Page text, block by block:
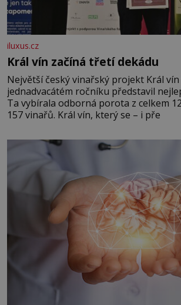
iluxus.cz
Král vín začíná třetí dekádu
Největší český vinařský projekt Král vín
jednadvacátém ročníku představil
Ta vybírala odborná porota z celkem
157 vinařů. Král vín, který se – i pře